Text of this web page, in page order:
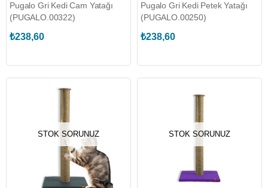
Pugalo Gri Kedi Cam Yatağı
(PUGALO.00322)
₺238,60
Pugalo Gri Kedi Petek Yatağı
(PUGALO.00250)
₺238,60
STOK SORUNUZ STOK SORUNUZ